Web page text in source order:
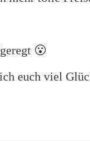
😮
euch viel